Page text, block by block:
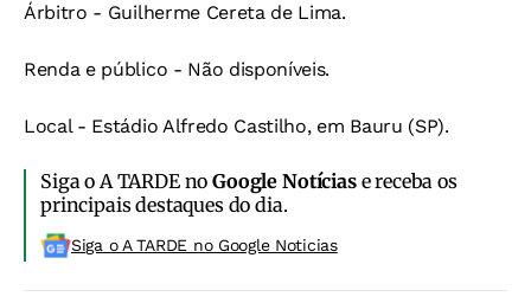
Árbitro - Guilherme Cereta de Lima.
Renda e público - Não disponíveis.
Local - Estádio Alfredo Castilho, em Bauru (SP).
Siga o A TARDE noGoogle Notíciase receba os
principais destaques do dia.
Siga o A TARDE no Google Noticias